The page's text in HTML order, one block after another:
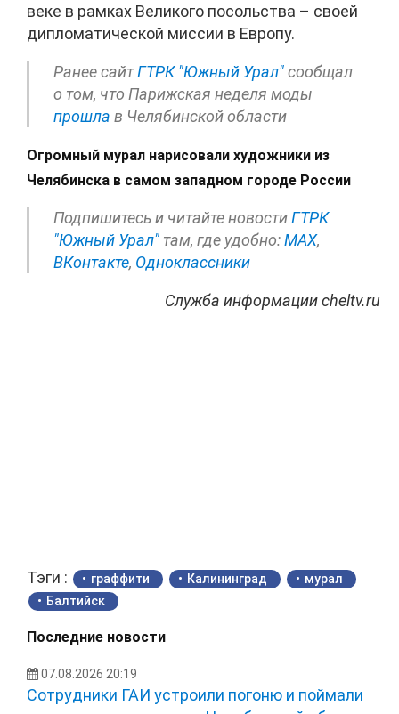
веке в рамках Великого посольства – своей
дипломатической миссии в Европу.
Ранее сайтГТРК "Южный Урал"сообщал
о том, что Парижская неделя моды
прошла в Челябинской области
Огромный мурал нарисовали художники из
Челябинска в самом западном городе России
Подпишитесь и читайте новостиГТРК
"Южный Урал" там, где удобно:МАХ,
ВКонтакте, Одноклассники
Служба информации cheltv.ru
Тэги : граффити Калининград
мурал
Балтийск
Последние новости
07.08.2026 20:19
Сотрудники ГАИ устроили погоню и поймали